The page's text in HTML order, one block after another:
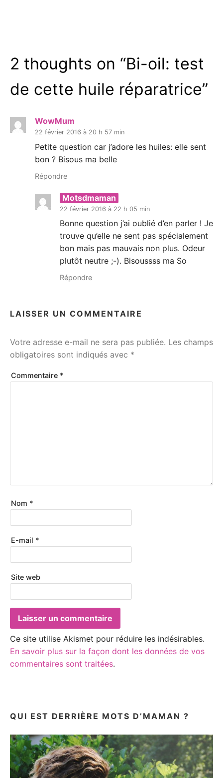
2 thoughts on “Bi-oil: test
de cette huile réparatrice”
WowMum
22 février 2016 à 20 h 57 min
Petite question car j’adore les huiles: elle sent
bon ? Bisous ma belle
Répondre
Motsdmaman
22 février 2016 à 22 h 05 min
Bonne question j’ai oublié d’en parler ! Je
trouve qu’elle ne sent pas spécialement
bon mais pas mauvais non plus. Odeur
plutôt neutre ;-). Bisoussss ma So
Répondre
LAISSER UN COMMENTAIRE
Votre adresse e-mail ne sera pas publiée. Les champs
obligatoires sont indiqués avec *
Commentaire *
Nom *
E-mail *
Site web
Ce site utilise Akismet pour réduire les indésirables.
En savoir plus sur la façon dont les données de vos
commentaires sont traitées.
QUI EST DERRIÈRE MOTS D’MAMAN ?